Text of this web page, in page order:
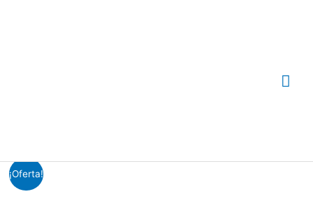
¡Oferta!
Barra
de